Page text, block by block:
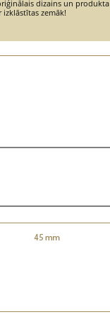
dizains un produkta
izklāstītas zemāk!